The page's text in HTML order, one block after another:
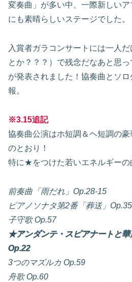
変奏曲」が多い中、一際新しい
にも素晴らしいステージでした。
入賞者ガラコンサートには一人
とか？？？）で残念だなあと思
が発表されました！協奏曲とソ
報。
※3.15追記
協奏曲公演はホ短調＆ヘ短調の
のとおり！
特に★をつけた若いエネルギーの
前奏曲「雨だれ」Op.28-15
ピアノソナタ第2番「葬送」Op.35
子守歌 Op.57
★アンダンテ・スピアナートと
Op.22
3つのマズルカ Op.59
舟歌 Op.60